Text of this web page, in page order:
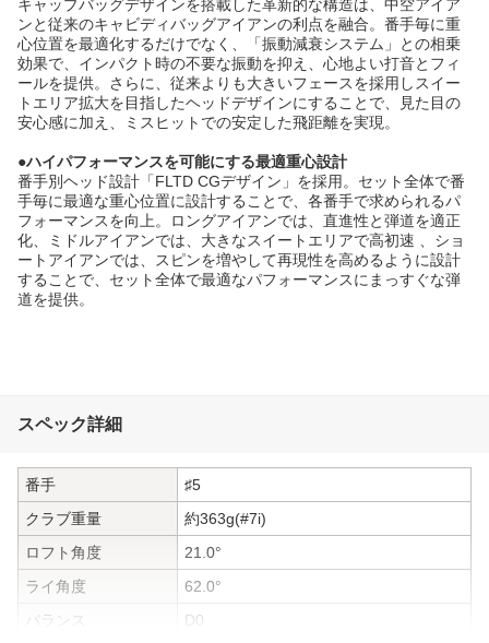
キャップバッグデザインを搭載した革新的な構造は、中空アイア
ンと従来のキャビディバッグアイアンの利点を融合。番手毎に重
心位置を最適化するだけでなく、「振動減衰システム」との相乗
効果で、インパクト時の不要な振動を抑え、心地よい打音とフィ
ールを提供。さらに、従来よりも大きいフェースを採用しスイー
トエリア拡大を目指したヘッドデザインにすることで、見た目の
安心感に加え、ミスヒットでの安定した飛距離を実現。
●ハイパフォーマンスを可能にする最適重心設計
番手別ヘッド設計「FLTD CGデザイン」を採用。セット全体で番
手毎に最適な重心位置に設計することで、各番手で求められるパ
フォーマンスを向上。ロングアイアンでは、直進性と弾道を適正
化、ミドルアイアンでは、大きなスイートエリアで高初速 、ショ
ートアイアンでは、スピンを増やして再現性を高めるように設計
することで、セット全体で最適なパフォーマンスにまっすぐな弾
道を提供。
スペック詳細
番手
♯5
クラブ重量
約363g(#7i)
ロフト角度
21.0°
ライ角度
62.0°
バランス
D0